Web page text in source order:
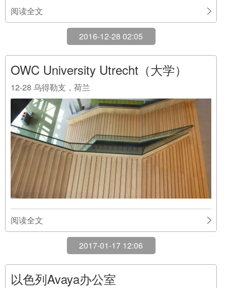
阅读全文
2016-12-28 02:05
OWC University Utrecht（大学）
12-28 乌得勒支，荷兰
阅读全文
2017-01-17 12:06
以色列Avaya办公室